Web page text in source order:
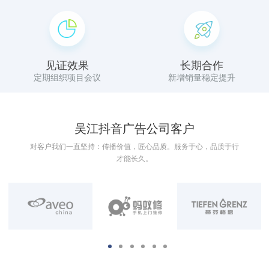
见证效果
定期组织项目会议
长期合作
新增销量稳定提升
吴江抖音广告公司客户
对客户我们一直坚持：传播价值，匠心品质。服务于心，品质于行
才能长久。